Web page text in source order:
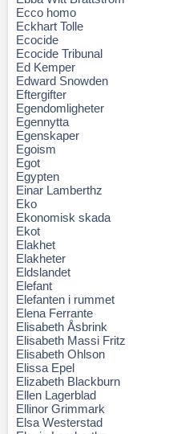
Ecco homo
Eckhart Tolle
Ecocide
Ecocide Tribunal
Ed Kemper
Edward Snowden
Eftergifter
Egendomligheter
Egennytta
Egenskaper
Egoism
Egot
Egypten
Einar Lamberthz
Eko
Ekonomisk skada
Ekot
Elakhet
Elakheter
Eldslandet
Elefant
Elefanten i rummet
Elena Ferrante
Elisabeth Åsbrink
Elisabeth Massi Fritz
Elisabeth Ohlson
Elissa Epel
Elizabeth Blackburn
Ellen Lagerblad
Ellinor Grimmark
Elsa Westerstad